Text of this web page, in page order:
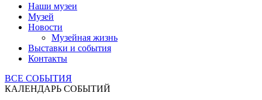
Наши музеи
Музей
Новости
Музейная жизнь
Выставки и события
Контакты
ВСЕ СОБЫТИЯ
КАЛЕНДАРЬ СОБЫТИЙ